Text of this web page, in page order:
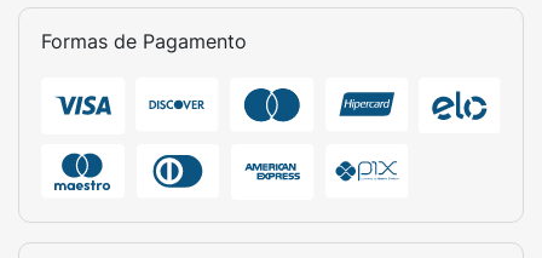
Formas de Pagamento